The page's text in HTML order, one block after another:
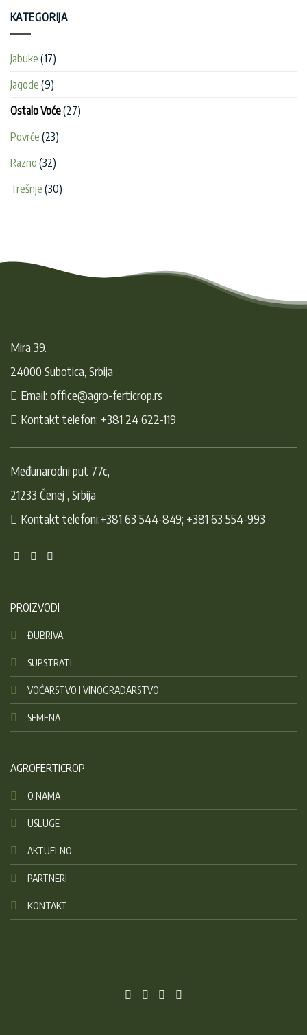
20-
24
Gazdinstvo
Pera
–
Efikasna
tripsa!
KATEGORIJA
Jabuke (17)
Jagode (9)
Ostalo Voće(27)
Povrće (23)
Razno (32)
Trešnje (30)
Mira 39.
24000 Subotica, Srbija
Email: office@agro-ferticrop.rs
Kontakt telefon: +381 24 622-119
Međunarodni put 77c,
21233 Čenej , Srbija
Kontakt telefoni:+381 63 544-849; +381 63 554-993
PROIZVODI
ĐUBRIVA
SUPSTRATI
VOĆARSTVO I VINOGRADARSTVO
SEMENA
AGROFERTICROP
O NAMA
USLUGE
AKTUELNO
PARTNERI
KONTAKT